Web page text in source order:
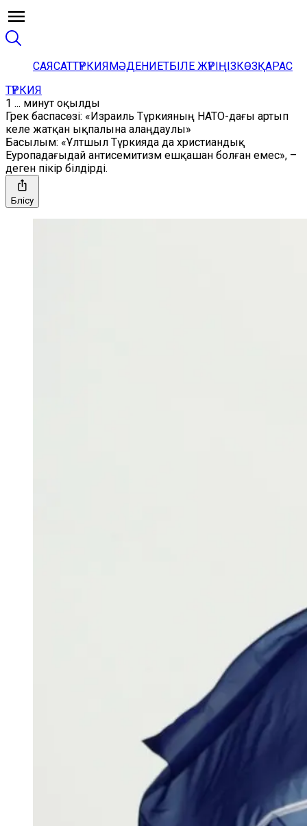
САЯСАТТҮРКИЯМӘДЕНИЕТБІЛЕ ЖҮРІҢІЗКӨЗҚАРАС
ТҮРКИЯ
1 ... минут оқылды
Грек баспасөзі: «Израиль Түркияның НАТО-дағы артып
келе жатқан ықпалына алаңдаулы»
Басылым: «Ұлтшыл Түркияда да христиандық
Еуропадағыдай антисемитизм ешқашан болған емес», –
деген пікір білдірді.
Бөлісу